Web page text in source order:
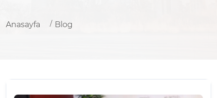
Anasayfa Blog